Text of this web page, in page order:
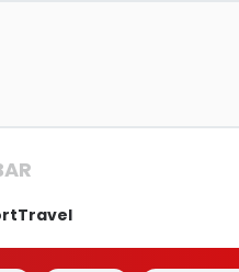
Travel